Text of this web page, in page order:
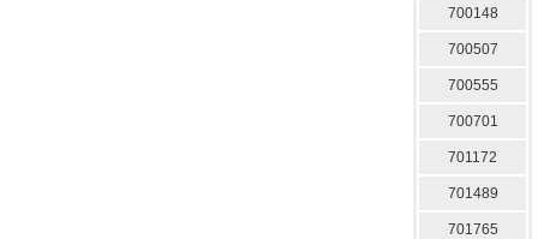
700148
700507
700555
700701
701172
701489
701765